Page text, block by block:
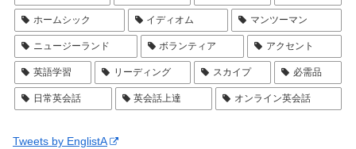
ホームシック イディオム マンツーマン
ニュージーランド ボランティア アクセント
英語学習 リーディング スカイプ 必需品
日常英会話 英会話上達 オンライン英会話
Tweets by EnglistA